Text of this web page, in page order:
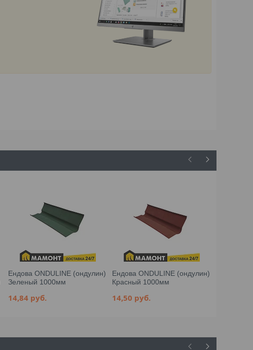
Ендова ONDULINE (ондулин)
Зеленый 1000мм
14,84 руб.
Ендова ONDULINE (ондулин)
Красный 1000мм
14,50 руб.